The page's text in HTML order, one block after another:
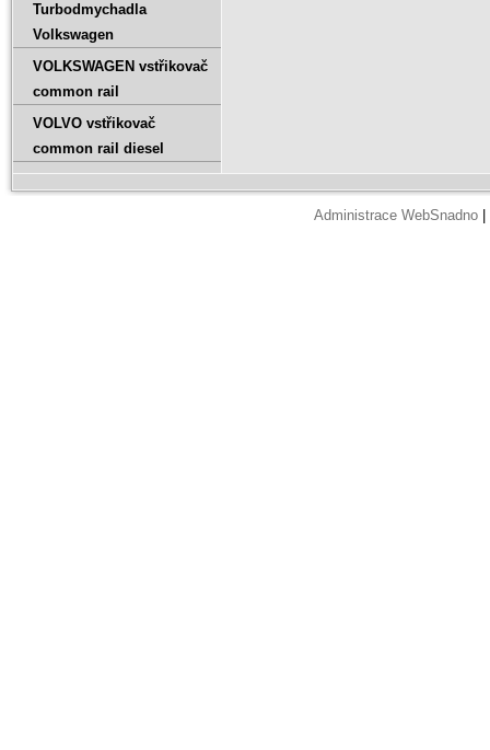
Turbodmychadla
Volkswagen
VOLKSWAGEN vstřikovač
common rail
VOLVO vstřikovač
common rail diesel
Administrace WebSnadno|